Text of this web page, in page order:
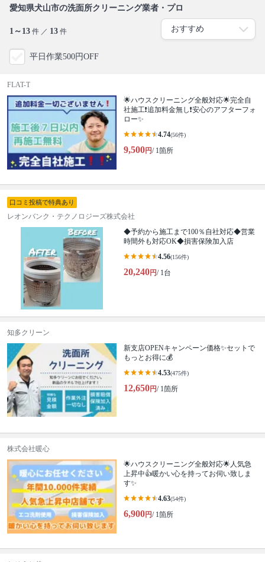
愛知県犬山市の洗面所クリーニング業者・プロ
1～13 件 ／ 13 件
平日作業500円OFF
FLAT-T
🌟ハウスクリーニング全般対応🌟完全自
社施工❗️追加料金無し❗️安心のアフターフォ
ロー✨
4.74(56件)
9,500円/ 1箇所
口コミ投稿で特典あり
レオンバンク・テクノロジーズ株式会社
◆予約から施工まで100％自社対応◆営業
時間外も対応OK◆損害保険加入店
4.56(156件)
20,240円/ 1台
知多クリーン
新支店OPENキャンペーン価格✨セットで
もっとお得に💰
4.53(475件)
12,650円/ 1箇所
株式会社暖心
🌟ハウスクリーニング全般対応🌟人気急
上昇中👍暖かい心を持ってお伺い致しま
す✨
4.63(54件)
6,900円/ 1箇所